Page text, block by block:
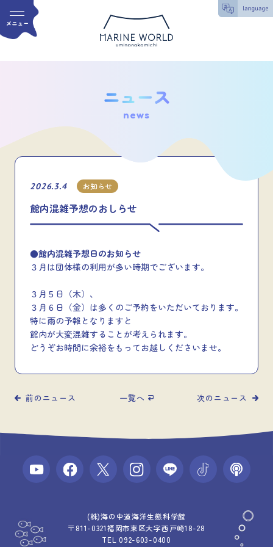
news
2026.3.4 お知らせ
館内混雑予想のおしらせ
●館内混雑予想日のお知らせ
３月は団体様の利用が多い時期でございます。
３月５日（木）、
３月６日（金）は多くのご予約をいただいております。
特に雨の予報となりますと
館内が大変混雑することが考えられます。
どうぞお時間に余裕をもってお越しくださいませ。
前のニュース 一覧へ 次のニュース
(株)海の中道海洋生態科学館
〒811-0321福岡市東区大字西戸崎18-28
TEL 092-603-0400